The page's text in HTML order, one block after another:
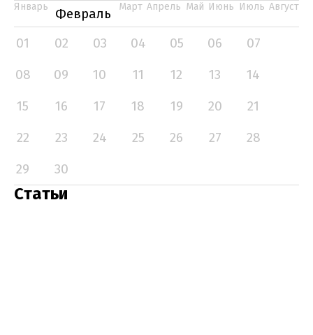
Январь Февраль Март Апрель Май Июнь Июль Август
01 02 03 04 05 06
07
08
09 10 11 12 13
14
15
16 17 18 19 20
21
22
23 24 25 26 27
28
29
30
Статьи